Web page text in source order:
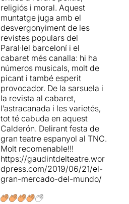
format per 14 actors de
trajectòries molt diferents.
Un pare
de família (Jorge Merino
dubta de quin dels seus dos
fills ha de ser l'hereu del seu
patrimoni. La Fama
(Lara Grube ) fa una crida
perquè tothom vagi al gran
mercat del món. El pare
concedeix un talent a cada
fill per comprar el que vulgui
i el que compri l'haurà
d'utilitzar per ser feliç i, a
banda de l'herència,
aconseguirà la mà de la
Gràcia (Aina Sánchez).
La Innocència (el magnífic
adaptación de un texto de
hace siglos que nos ha
permitido disfrutar y
muchode un auto
Sacramental sin que sea
algo anticuado o rancio y sin
ser adaptación
modernísima, de las que no
se entienden o diluyen la
original.Enhorabuena, el
reto era mayúsculo.
religiós i moral. Aquest
muntatge juga amb el
desvergonyiment de les
revistes populars del
Paral·lel barceloní i el
cabaret més canalla: hi ha
números musicals, molt de
picant i també esperit
provocador. De la sarsuela i
la revista al cabaret,
l’astracanada i les varietés,
tot té cabuda en aquest
Calderón. Delirant festa de
gran teatre espanyol al TNC.
Molt recomenable!!!
https://gaudintdelteatre.wor
dpress.com/2019/06/21/el-
gran-mercado-del-mundo/